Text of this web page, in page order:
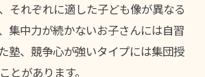
それぞれに適した子ども像が異なる
集中力が続かないお子さんには自習
塾、競争心が強いタイプには集団授
とがあります。